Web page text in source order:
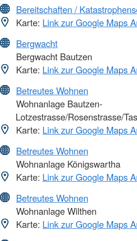
Bereitschaften /
Karte: Link zur Google Maps
Bergwacht
Bergwacht Bautzen
Karte: Link zur Google Maps
Betreutes Wohnen
Wohnanlage Bautzen-
Lotzestrasse/Rosenstrasse/
Karte: Link zur Google Maps
Betreutes Wohnen
Wohnanlage Königswartha
Karte: Link zur Google Maps
Betreutes Wohnen
Wohnanlage Wilthen
Karte: Link zur Google Maps